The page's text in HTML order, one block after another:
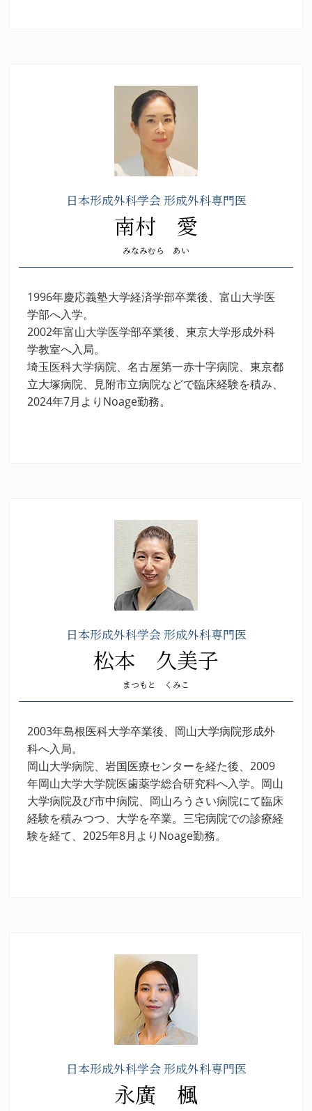
日本形成外科学会 形成外科専門医
南村 愛
みなみむら あい
1996年慶応義塾大学経済学部卒業後、富山大学医
学部へ入学。
2002年富山大学医学部卒業後、東京大学形成外科
学教室へ入局。
埼玉医科大学病院、名古屋第一赤十字病院、東京都
立大塚病院、見附市立病院などで臨床経験を積み、
2024年7月よりNoage勤務。
日本形成外科学会 形成外科専門医
松本 久美子
まつもと くみこ
2003年島根医科大学卒業後、岡山大学病院形成外
科へ入局。
岡山大学病院、岩国医療センターを経た後、2009
年岡山大学大学院医歯薬学総合研究科へ入学。岡山
大学病院及び市中病院、岡山ろうさい病院にて臨床
経験を積みつつ、大学を卒業。三宅病院での診療経
験を経て、2025年8月よりNoage勤務。
日本形成外科学会 形成外科専門医
永廣 楓